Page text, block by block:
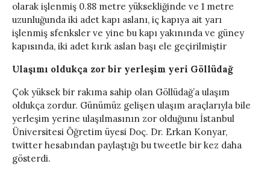
olarak işlenmiş 0.88 metre yüksekliğinde ve 1 metre
uzunluğunda iki adet kapı aslanı, iç kapıya ait yarı
işlenmiş sfenksler ve yine bu kapı yakınında ve güney
kapısında, iki adet kırık aslan başı ele geçirilmiştir
Ulaşımı oldukça zor bir yerleşim yeri Göllüdağ
Çok yüksek bir rakıma sahip olan Göllüdağ’a ulaşım
oldukça zordur. Günümüz gelişen ulaşım araçlarıyla bile
yerleşim yerine ulaşılmasının zor olduğunu İstanbul
Üniversitesi Öğretim üyesi Doç. Dr. Erkan Konyar,
twitter hesabından paylaştığı bu tweetle bir kez daha
gösterdi.